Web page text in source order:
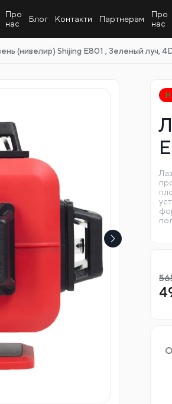
Про
нас
Блог Контакти Партнерам
Про
нас
(нивелир) Shijing E801 , Зеленый луч,